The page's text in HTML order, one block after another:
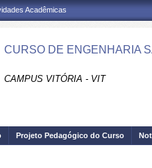
Acadêmicas
CURSO DE ENGENHARIA
CAMPUS VITÓRIA - VIT
Projeto Pedagógico do Curso